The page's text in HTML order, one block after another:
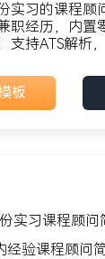
实习的课程顾
职经历，内置
支持ATS解析
板
实习课程顾问
经验课程顾问